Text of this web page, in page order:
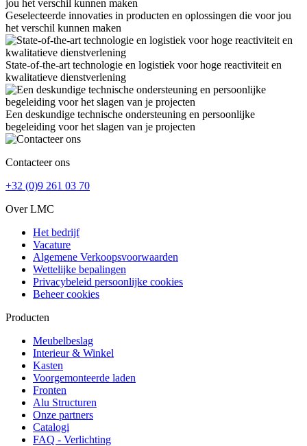
Geselecteerde innovaties in producten en oplossingen die voor jou
het verschil kunnen maken
State-of-the-art technologie en logistiek voor hoge reactiviteit en
kwalitatieve dienstverlening
Een deskundige technische ondersteuning en persoonlijke
begeleiding voor het slagen van je projecten
Contacteer ons
+32 (0)9 261 03 70
Over LMC
Het bedrijf
Vacature
Algemene Verkoopsvoorwaarden
Wettelijke bepalingen
Privacybeleid persoonlijke cookies
Beheer cookies
Producten
Meubelbeslag
Interieur & Winkel
Kasten
Voorgemonteerde laden
Fronten
Alu Structuren
Onze partners
Catalogi
FAQ - Verlichting